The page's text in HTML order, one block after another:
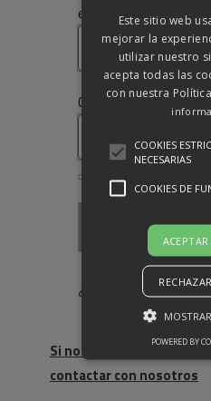
electrónico *
Contraseña*
Recuérdame
Acceso
¿Olvidaste la
Si no eres cliente, haz
contactar con nosotros
Este sitio web
mejorar la
utilizar nuestro
acepta todas las
con nuestra
COOKIES
NECESARIAS
COOKIES DE
POWERED BY